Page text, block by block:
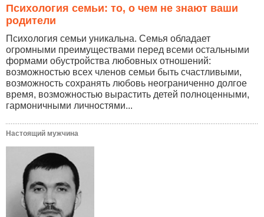
Психология семьи: то, о чем не знают ваши
родители
Психология семьи уникальна. Семья обладает
огромными преимуществами перед всеми остальными
формами обустройства любовных отношений:
возможностью всех членов семьи быть счастливыми,
возможность сохранять любовь неограниченно долгое
время, возможностью вырастить детей полноценными,
гармоничными личностями...
Настоящий мужчина